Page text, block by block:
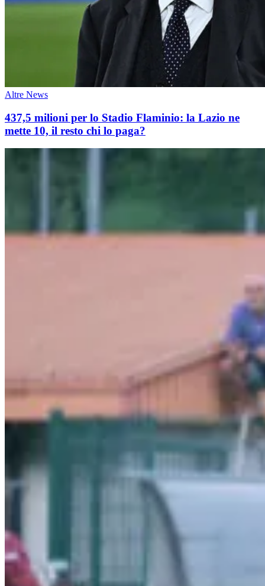
Altre News
437,5 milioni per lo Stadio Flaminio: la Lazio ne
mette 10, il resto chi lo paga?